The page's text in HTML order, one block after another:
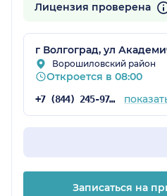
Лицензия проверена
г Волгоград, ул
Ворошиловский район
Откроется в 08:00
+7 (844) 245-97-65
Записаться на